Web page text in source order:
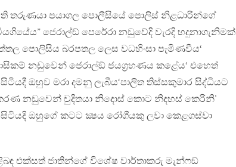
තරුණයා පයාගල පොලීසියේ පොලිස් නිළධාරින්ගේ
ජෙරාල්ඞ් පෙරේරා නඩුවේදි වැරදි හදුනාගැනිමක්
පොලිසිය බරපතල ලෙස වධහිංසා පැමිණවීය‘
නඩුවෙන් ජෙරාල්ඞ් ජයග‍්‍රහණය කළේය‘ එහෙත්
ඔහුව මරා දමනු ලැබීය‘පාලිත තිස්සකුමාර සිද්ධියට
නඩුවෙන් චුදිතයා නිදොස් කොට නිදහස් කෙරිනි’
ඔහුගේ කටට ක්‍ෂය රෝගීයකු ලවා කෙළගස්වා
එක්සත් ජාතින්ගේ විශේෂ වාර්තාකරු මැන්ෆඞ්